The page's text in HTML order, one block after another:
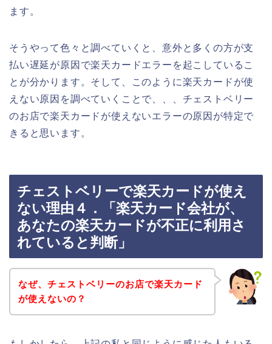
ます。
そうやって色々と調べていくと、意外と多くの方が支
払い遅延が原因で楽天カードエラーを起こしているこ
とが分かります。そして、このように楽天カードが使
えない原因を調べていくことで、、、チェストベリー
のお店で楽天カードが使えないエラーの原因が特定で
きると思います。
チェストベリーで楽天カードが使え
ない理由４．「楽天カード会社が、
あなたの楽天カードが不正に利用さ
れていると判断」
なぜ、チェストベリーのお店で楽天カード
が使えないの？